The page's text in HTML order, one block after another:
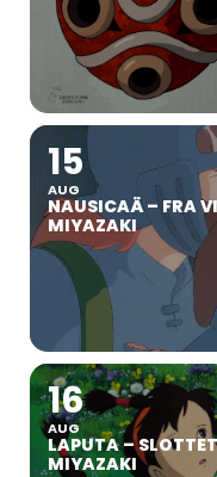
15
AUG
NAUSICAÄ – FRA
MIYAZAKI
16
AUG
LAPUTA –
MIYAZAKI